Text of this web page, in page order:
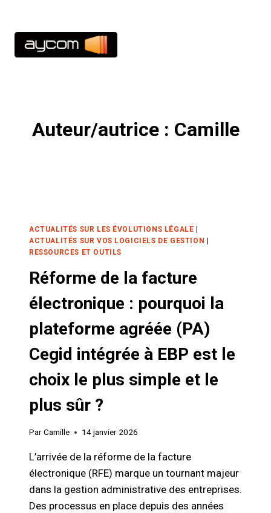
contenu
Auteur/autrice : Camille
ACTUALITÉS SUR LES ÉVOLUTIONS LÉGALE
ACTUALITÉS SUR VOS LOGICIELS DE GESTION
RESSOURCES ET OUTILS
Réforme de la facture
électronique : pourquoi la
plateforme agréée (PA)
Cegid intégrée à EBP est le
choix le plus simple et le
plus sûr ?
ParCamille 14 janvier 2026
L’arrivée de la réforme de la facture
électronique (RFE) marque un tournant majeur
dans la gestion administrative des entreprises.
Des processus en place depuis des années